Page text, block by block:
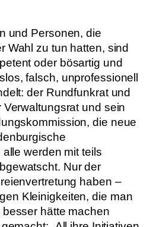
und Personen, die
Wahl zu tun hatten, sind
oder bösartig und
falsch, unprofessionell
der Rundfunkrat und
und sein
die neue
werden mit teils
Nur der
haben –
Kleinigkeiten, die man
besser hätte machen